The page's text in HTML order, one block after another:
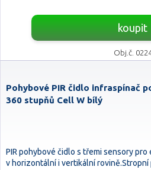
koupit
Obj.č.
Pohybové PIR čidlo infraspínač
360 stupňů Cell W bílý
PIR pohybové čidlo s třemi sensory
v horizontální i vertikální